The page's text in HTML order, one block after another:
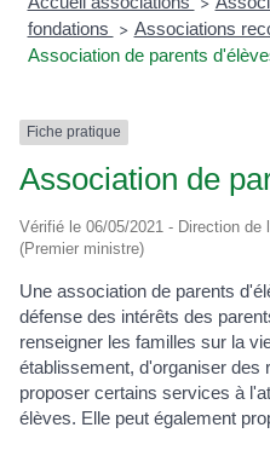
fondations
> Associations
Association de parents
Fiche pratique
Association de
Vérifié le 06/05/2021 - Direction
(Premier ministre)
Une association de parents
défense des intérêts des
renseigner les familles sur la
établissement, d'organiser des
proposer certains services à
élèves. Elle peut également